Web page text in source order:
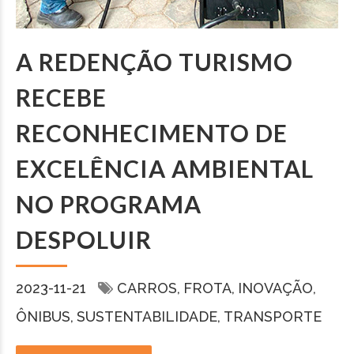
A REDENÇÃO TURISMO
RECEBE
RECONHECIMENTO DE
EXCELÊNCIA AMBIENTAL
NO PROGRAMA
DESPOLUIR
2023-11-21 CARROS FROTA INOVAÇÃO
ÔNIBUS SUSTENTABILIDADE TRANSPORTE